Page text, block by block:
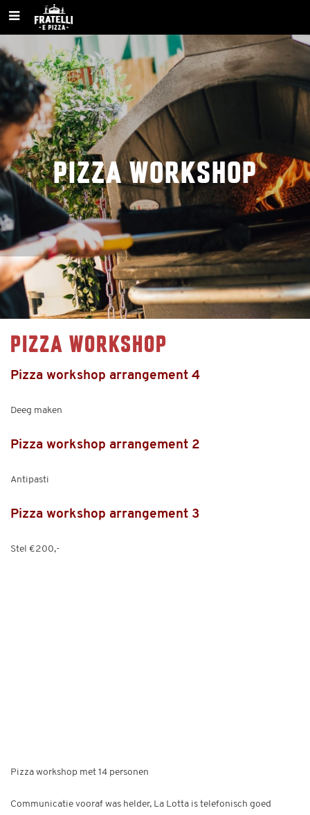
PIZZA WORKSHOP
PIZZA WORKSHOP
Pizza workshop arrangement 4
Deeg maken
Pizza workshop arrangement 2
Antipasti
Pizza workshop arrangement 3
Stel €200,-
Pizza workshop met 14 personen
Communicatie vooraf was helder, La Lotta is telefonisch goed